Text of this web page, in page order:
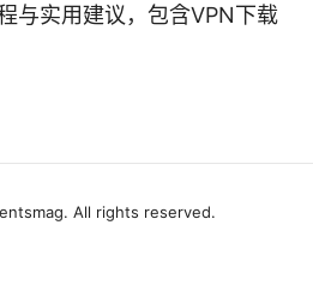
与实用建议，包含VPN下载
All rights reserved.